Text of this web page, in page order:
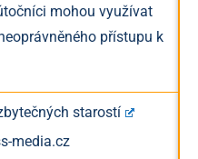
mohou využívat
přístupu k
starostí
media.cz